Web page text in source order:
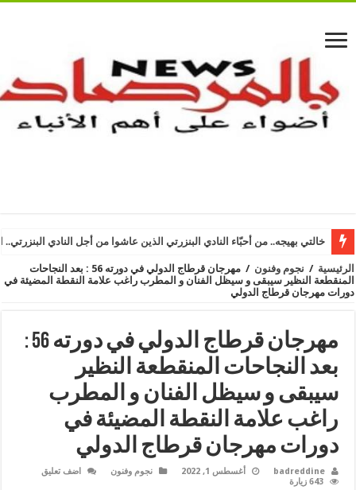
خالتي بهيجه.. من أحبّاء النادي البنزرتي الذين عاشوا من أجل النادي البنزرتي..
الرئيسية / نجوم وفنون /
مهرجان قرطاج الدولي في دورته 56 : بعد النجاحات
المنقطعة النظير سيبقى و سيظل الفنان و المطرب راغب علامة النقطة المضيئة في
دورات مهرجان قرطاج الدولي
مهرجان قرطاج الدولي في دورته 56 :
بعد النجاحات المنقطعة النظير
سيبقى و سيظل الفنان و المطرب
راغب علامة النقطة المضيئة في
دورات مهرجان قرطاج الدولي
badreddine أغسطس 1, 2022 نجوم وفنون
اضف تعليق
643 زيارة